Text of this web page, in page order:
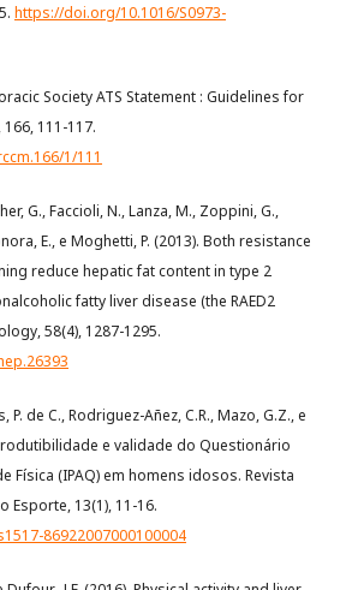
https://doi.org/10.1016/S0973-
Society ATS Statement : Guidelines for
111-117.
1/111
G., Faccioli, N., Lanza, M., Zoppini, G.,
E., e Moghetti, P. (2013). Both resistance
reduce hepatic fat content in type 2
fatty liver disease (the RAED2
58(4), 1287-1295.
P. de C., Rodriguez-Añez, C.R., Mazo, G.Z., e
e validade do Questionário
Física (IPAQ) em homens idosos. Revista
Esporte, 13(1), 11-16.
86922007000100004